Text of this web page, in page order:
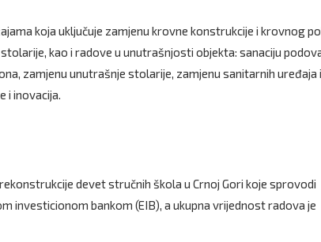
koja uključuje zamjenu krovne konstrukcije i krovnog
kao i radove u unutrašnjosti objekta: sanaciju
zamjenu unutrašnje stolarije, zamjenu sanitarnih uređaja
i inovacija.
devet stručnih škola u Crnoj Gori koje sprovodi
investicionom bankom (EIB), a ukupna vrijednost radova je